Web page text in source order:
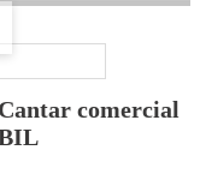
Cantar comercial